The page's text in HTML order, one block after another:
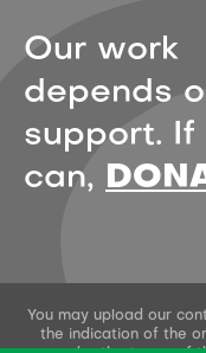
Our work
depends
support. If
can,
You may upload our
the indication of the